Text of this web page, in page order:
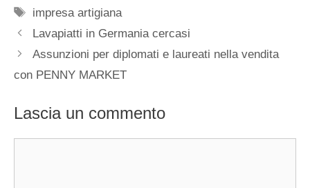
Tag
impresa artigiana
Lavapiatti in Germania cercasi
Assunzioni per diplomati e laureati nella vendita
con PENNY MARKET
Lascia un commento